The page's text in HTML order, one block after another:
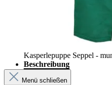
Kasperlepuppe Seppel -
Beschreibung
Menü schließen